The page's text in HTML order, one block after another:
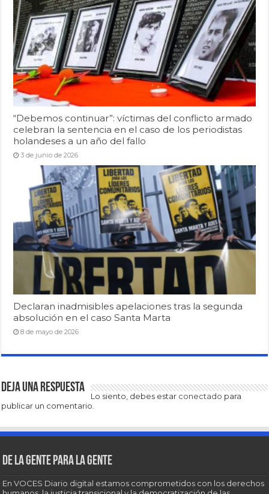
“Debemos continuar”: víctimas del conflicto armado
celebran la sentencia en el caso de los periodistas
holandeses a un año del fallo
3 de junio de 2026
Declaran inadmisibles apelaciones tras la segunda
absolución en el caso Santa Marta
8 de mayo de 2026
Deja una respuesta
Lo siento, debes estar conectado para
publicar un comentario.
De la gente para la gente
En VOCES Diario digital estamos comprometidos con los derechos